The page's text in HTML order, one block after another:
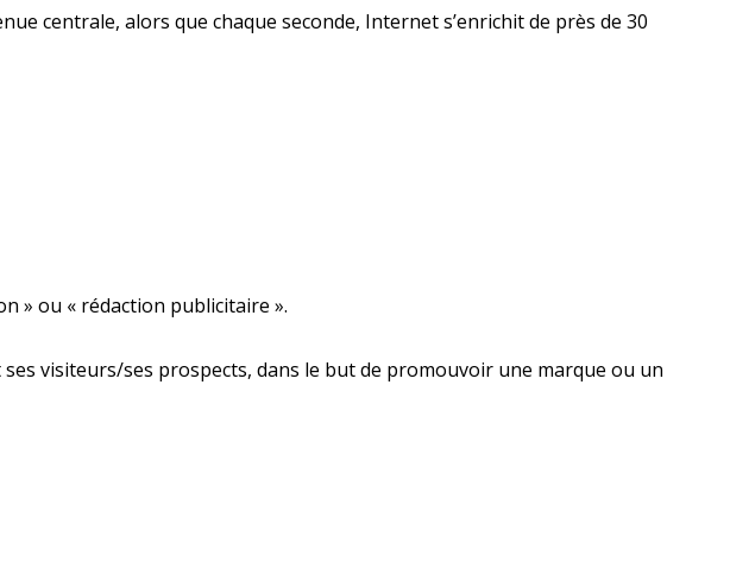
centrale, alors que chaque seconde, Internet s’enrichit de près de 30
» ou « rédaction publicitaire ».
ses visiteurs/ses prospects, dans le but de promouvoir une marque ou un